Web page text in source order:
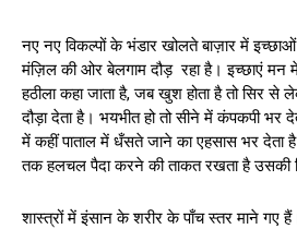
नए नए विकल्पों के भंडार खोलते बाज़ार में
मंज़िल की ओर बेलगाम दौड़ रहा है। इच्छाएं
हठीला कहा जाता है, जब खुश होता है तो सिर
दौड़ा देता है। भयभीत हो तो सीने में कंपकपी भर
में कहीं पाताल में धँसते जाने का एहसास भर
तक हलचल पैदा करने की ताकत रखता है उसकी
शास्त्रों में इंसान के शरीर के पाँच स्तर माने गए